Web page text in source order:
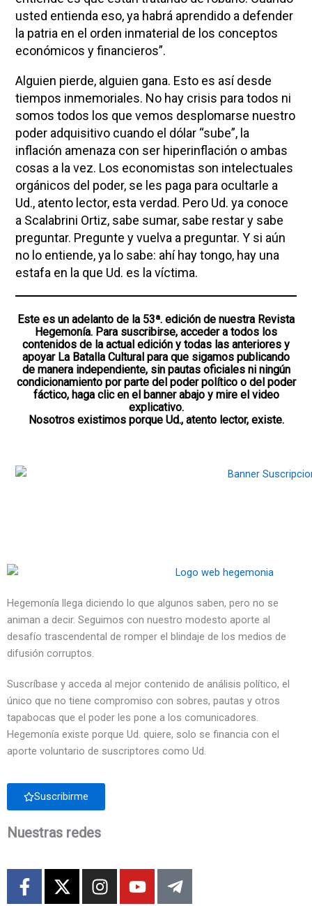
usted entienda eso, ya habrá aprendido a defender
la patria en el orden inmaterial de los conceptos
económicos y financieros”.
Alguien pierde, alguien gana. Esto es así desde
tiempos inmemoriales. No hay crisis para todos ni
somos todos los que vemos desplomarse nuestro
poder adquisitivo cuando el dólar “sube”, la
inflación amenaza con ser hiperinflación o ambas
cosas a la vez. Los economistas son intelectuales
orgánicos del poder, se les paga para ocultarle a
Ud., atento lector, esta verdad. Pero Ud. ya conoce
a Scalabrini Ortiz, sabe sumar, sabe restar y sabe
preguntar. Pregunte y vuelva a preguntar. Y si aún
no lo entiende, ya lo sabe: ahí hay tongo, hay una
estafa en la que Ud. es la víctima.
Este es un adelanto de la 53ª. edición de nuestra Revista
Hegemonía. Para suscribirse, acceder a todos los
contenidos de la actual edición y todas las anteriores y
apoyar La Batalla Cultural para que sigamos publicando
de manera independiente, sin pautas oficiales ni ningún
condicionamiento por parte del poder político o del poder
fáctico, haga clic en el banner abajo y mire el video
explicativo.
Nosotros existimos porque Ud., atento lector, existe.
Hegemonía llega diciendo lo que algunos saben, pero no se
animan a decir. Seguimos con nuestro modesto aporte al
desafío trascendental de romper el blindaje de los medios de
difusión corruptos.
Suscríbase y acceda al mejor contenido de análisis político, el
único que no tiene compromiso con sobres, pautas y otros
tapabocas que el poder les pone a los comunicadores.
Hegemonía existe porque Ud. quiere, solo se financia con el
aporte voluntario de suscriptores como Ud.
Suscribirme
Nuestras redes
F
a
X
-
I
n
Y
o
T
e